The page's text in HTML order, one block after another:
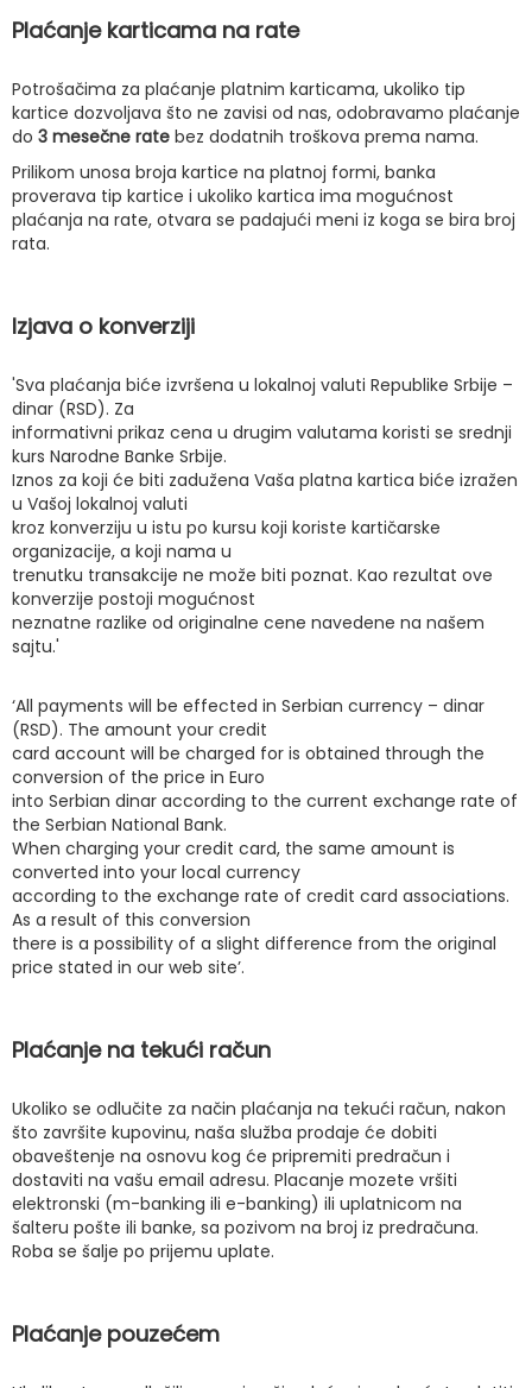
Plaćanje karticama na rate
Potrošačima za plaćanje platnim karticama, ukoliko tip
kartice dozvoljava što ne zavisi od nas, odobravamo plaćanje
do 3 mesečne rate bez dodatnih troškova prema nama.
Prilikom unosa broja kartice na platnoj formi, banka
proverava tip kartice i ukoliko kartica ima mogućnost
plaćanja na rate, otvara se padajući meni iz koga se bira broj
rata.
Izjava o konverziji
'Sva plaćanja biće izvršena u lokalnoj valuti Republike Srbije –
dinar (RSD). Za
informativni prikaz cena u drugim valutama koristi se srednji
kurs Narodne Banke Srbije.
Iznos za koji će biti zadužena Vaša platna kartica biće izražen
u Vašoj lokalnoj valuti
kroz konverziju u istu po kursu koji koriste kartičarske
organizacije, a koji nama u
trenutku transakcije ne može biti poznat. Kao rezultat ove
konverzije postoji mogućnost
neznatne razlike od originalne cene navedene na našem
sajtu.'
‘All payments will be effected in Serbian currency – dinar
(RSD). The amount your credit
card account will be charged for is obtained through the
conversion of the price in Euro
into Serbian dinar according to the current exchange rate of
the Serbian National Bank.
When charging your credit card, the same amount is
converted into your local currency
according to the exchange rate of credit card associations.
As a result of this conversion
there is a possibility of a slight difference from the original
price stated in our web site’.
Plaćanje na tekući račun
Ukoliko se odlučite za način plaćanja na tekući račun, nakon
što završite kupovinu, naša služba prodaje će dobiti
obaveštenje na osnovu kog će pripremiti predračun i
dostaviti na vašu email adresu. Placanje mozete vršiti
elektronski (m-banking ili e-banking) ili uplatnicom na
šalteru pošte ili banke, sa pozivom na broj iz predračuna.
Roba se šalje po prijemu uplate.
Plaćanje pouzećem